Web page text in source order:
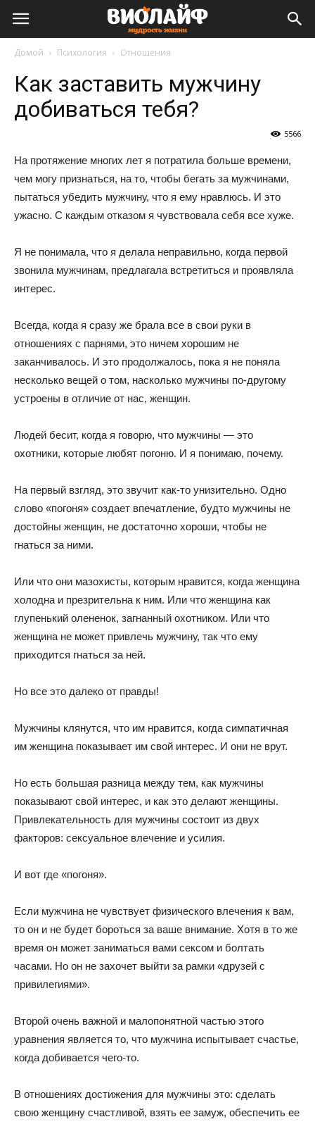
Виолайф
Домой Психология Отношения
Как заставить мужчину
добиваться тебя?
5566
На протяжение многих лет я потратила больше времени,
чем могу признаться, на то, чтобы бегать за мужчинами,
пытаться убедить мужчину, что я ему нравлюсь. И это
ужасно. С каждым отказом я чувствовала себя все хуже.
Я не понимала, что я делала неправильно, когда первой
звонила мужчинам, предлагала встретиться и проявляла
интерес.
Всегда, когда я сразу же брала все в свои руки в
отношениях с парнями, это ничем хорошим не
заканчивалось. И это продолжалось, пока я не поняла
несколько вещей о том, насколько мужчины по-другому
устроены в отличие от нас, женщин.
Людей бесит, когда я говорю, что мужчины — это
охотники, которые любят погоню. И я понимаю, почему.
На первый взгляд, это звучит как-то унизительно. Одно
слово «погоня» создает впечатление, будто мужчины не
достойны женщин, не достаточно хороши, чтобы не
гнаться за ними.
Или что они мазохисты, которым нравится, когда женщина
холодна и презрительна к ним. Или что женщина как
глупенький олененок, загнанный охотником. Или что
женщина не может привлечь мужчину, так что ему
приходится гнаться за ней.
Но все это далеко от правды!
Мужчины клянутся, что им нравится, когда симпатичная
им женщина показывает им свой интерес. И они не врут.
Но есть большая разница между тем, как мужчины
показывают свой интерес, и как это делают женщины.
Привлекательность для мужчины состоит из двух
факторов: сексуальное влечение и усилия.
И вот где «погоня».
Если мужчина не чувствует физического влечения к вам,
то он и не будет бороться за ваше внимание. Хотя в то же
время он может заниматься вами сексом и болтать
часами. Но он не захочет выйти за рамки «друзей с
привилегиями».
Второй очень важной и малопонятной частью этого
уравнения является то, что мужчина испытывает счастье,
когда добивается чего-то.
В отношениях достижения для мужчины это: сделать
свою женщину счастливой, взять ее замуж, обеспечить ее